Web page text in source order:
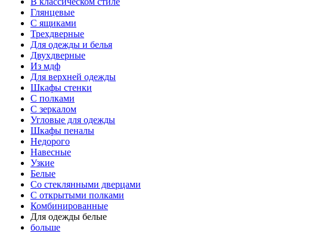
Глянцевые
С ящиками
Трехдверные
Для одежды и белья
Двухдверные
Из мдф
Для верхней одежды
Шкафы стенки
С полками
С зеркалом
Угловые для одежды
Шкафы пеналы
Недорого
Навесные
Узкие
Белые
Со стеклянными дверцами
С открытыми полками
Комбинированные
Для одежды белые
больше